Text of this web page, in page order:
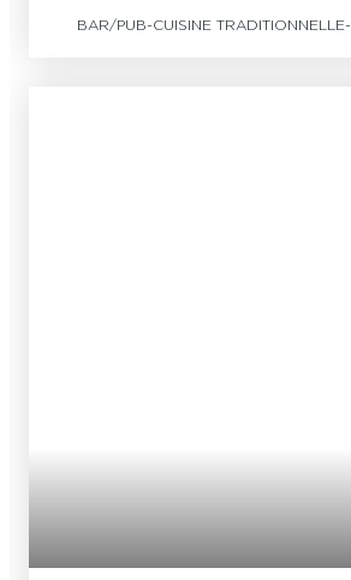
BAR/PUB-CUISINE TRADITIONNELLE-